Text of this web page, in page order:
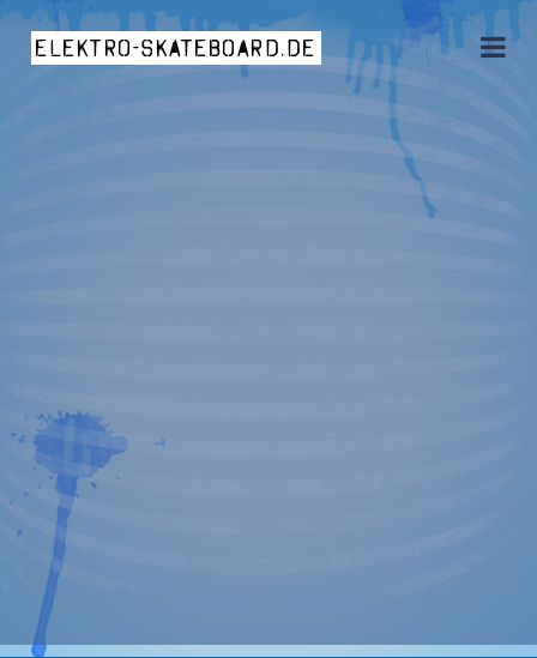
elektro-skateboard.de